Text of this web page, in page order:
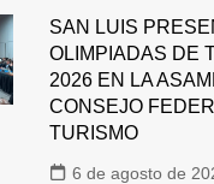
SAN LUIS
OLIMPIADAS DE
2026 EN LA
CONSEJO
TURISMO
6 de agosto de